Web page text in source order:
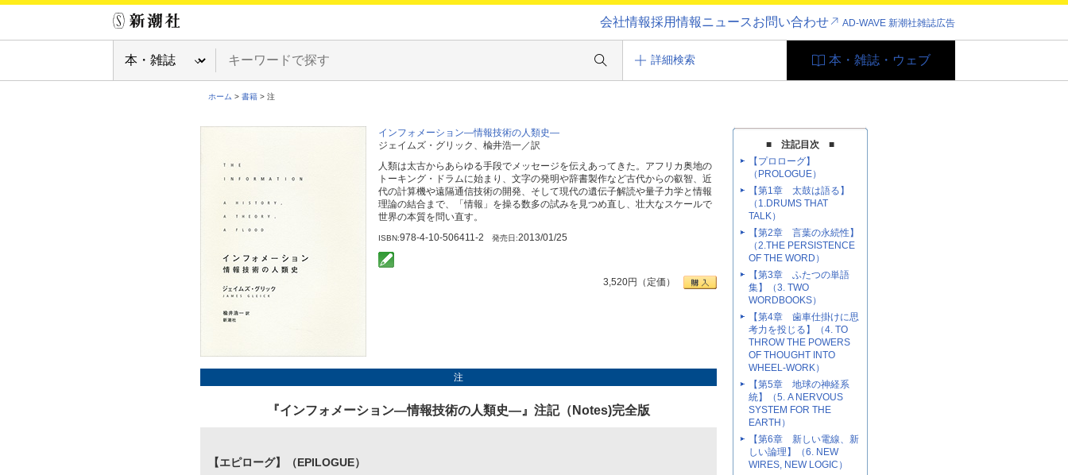
会社情報採用情報ニュースお問い合わせ AD-WAVE 新潮社雑誌広告
詳細検索 本・雑誌・ウェブ
ホーム > 書籍 > 注
インフォメーション―情報技術の人類史―
ジェイムズ・グリック、楡井浩一／訳
人類は太古からあらゆる手段でメッセージを伝えあってきた。アフリカ奥地の
トーキング・ドラムに始まり、文字の発明や辞書製作など古代からの叡智、近
代の計算機や遠隔通信技術の開発、そして現代の遺伝子解読や量子力学と情報
理論の結合まで、「情報」を操る数多の試みを見つめ直し、壮大なスケールで
世界の本質を問い直す。
ISBN:978-4-10-506411-2 発売日:2013/01/25
3,520円（定価）
注
『インフォメーション―情報技術の人類史―』注記（Notes)完全版
【エピローグ】（EPILOGUE）
■ 注記目次 ■
【プロローグ】
（PROLOGUE）
【第1章 太鼓は語る】
（1.DRUMS THAT
TALK）
【第2章 言葉の永続性】
（2.THE PERSISTENCE
OF THE WORD）
【第3章 ふたつの単語
集】（3. TWO
WORDBOOKS）
【第4章 歯車仕掛けに思
考力を投じる】（4. TO
THROW THE POWERS
OF THOUGHT INTO
WHEEL-WORK）
【第5章 地球の神経系
統】（5. A NERVOUS
SYSTEM FOR THE
EARTH）
【第6章 新しい電線、新
しい論理】（6. NEW
WIRES, NEW LOGIC）